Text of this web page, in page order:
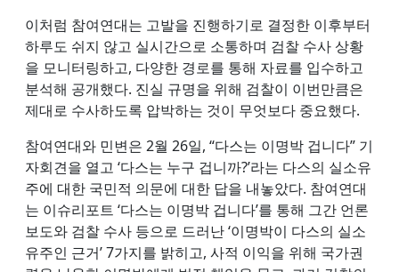
이처럼 참여연대는 고발을 진행하기로 결정한 이후부터
하루도 쉬지 않고 실시간으로 소통하며 검찰 수사 상황
을 모니터링하고, 다양한 경로를 통해 자료를 입수하고
분석해 공개했다. 진실 규명을 위해 검찰이 이번만큼은
제대로 수사하도록 압박하는 것이 무엇보다 중요했다.
참여연대와 민변은 2월 26일, “다스는 이명박 겁니다” 기
자회견을 열고 ‘다스는 누구 겁니까?’라는 다스의 실소유
주에 대한 국민적 의문에 대한 답을 내놓았다. 참여연대
는 이슈리포트 ‘다스는 이명박 겁니다’를 통해 그간 언론
보도와 검찰 수사 등으로 드러난 ‘이명박이 다스의 실소
유주인 근거’ 7가지를 밝히고, 사적 이익을 위해 국가권